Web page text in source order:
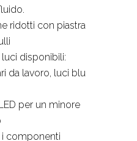
ridotti con piastra
disponibili:
da lavoro, luci blu
per un minore
i componenti